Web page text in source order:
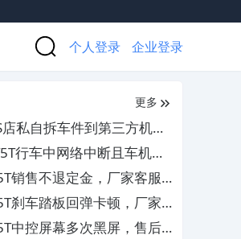
个人登录 企业登录
更多
店私自拆车件到第三方机构
害消费者合法权益
行车中网络中断且车机崩
不兑现
销售不退定金，厂家客服
刹车踏板回弹卡顿，厂家
中控屏幕多次黑屏，售后